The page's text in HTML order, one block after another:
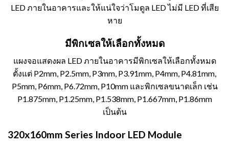
LED ภายในอาคารและให้แน่ใจว่าโมดูล LED ไม่มี LED ที่เสีย
หาย
มีพิกเซลให้เลือกทั้งหมด
แผงจอแสดงผล LED ภายในอาคารมีพิกเซลให้เลือกทั้งหมด
ตั้งแต่ P2mm, P2.5mm, P3mm, P3.91mm, P4mm, P4.81mm,
P5mm, P6mm, P6.72mm, P10mm และพิกเซลขนาดเล็ก เช่น
P1.875mm, P1.25mm, P1.538mm, P1.667mm, P1.86mm
เป็นต้น
320x160mm Series Indoor LED Module